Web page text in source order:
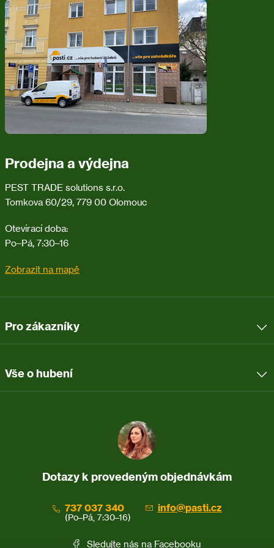
Balení
150g (asi 15 sáčků)
Bezpečnostní upozornění
rukavice nebo nářadí.
VIGONEZ MARS 25 PASTA Biocidní přípravek – CZ-0020871-
VAROVÁNÍ
H373 Může poškodit orgány při dlouhodobém nebo
Pokyny pro bezpečné zacházení:
P102 Uchovávejte mimo dosah dětí.
odbornou pomoc nebo lékaře.
lékařskou pomoc/ošetření.
a
Prodejna a výdejna
PEST TRADE solutions s.r.o.
Tomkova 60/29, 779 00 Olomouc
Otevírací doba:
Po–Pá, 7:30–16
Zobrazit na mapě
Pro zákazníky
Vše o hubení
Dotazy k provedeným objednávkám
737 037 340
(Po–Pá, 7:30–16)
info@pasti.cz
Sledujte nás na Facebooku